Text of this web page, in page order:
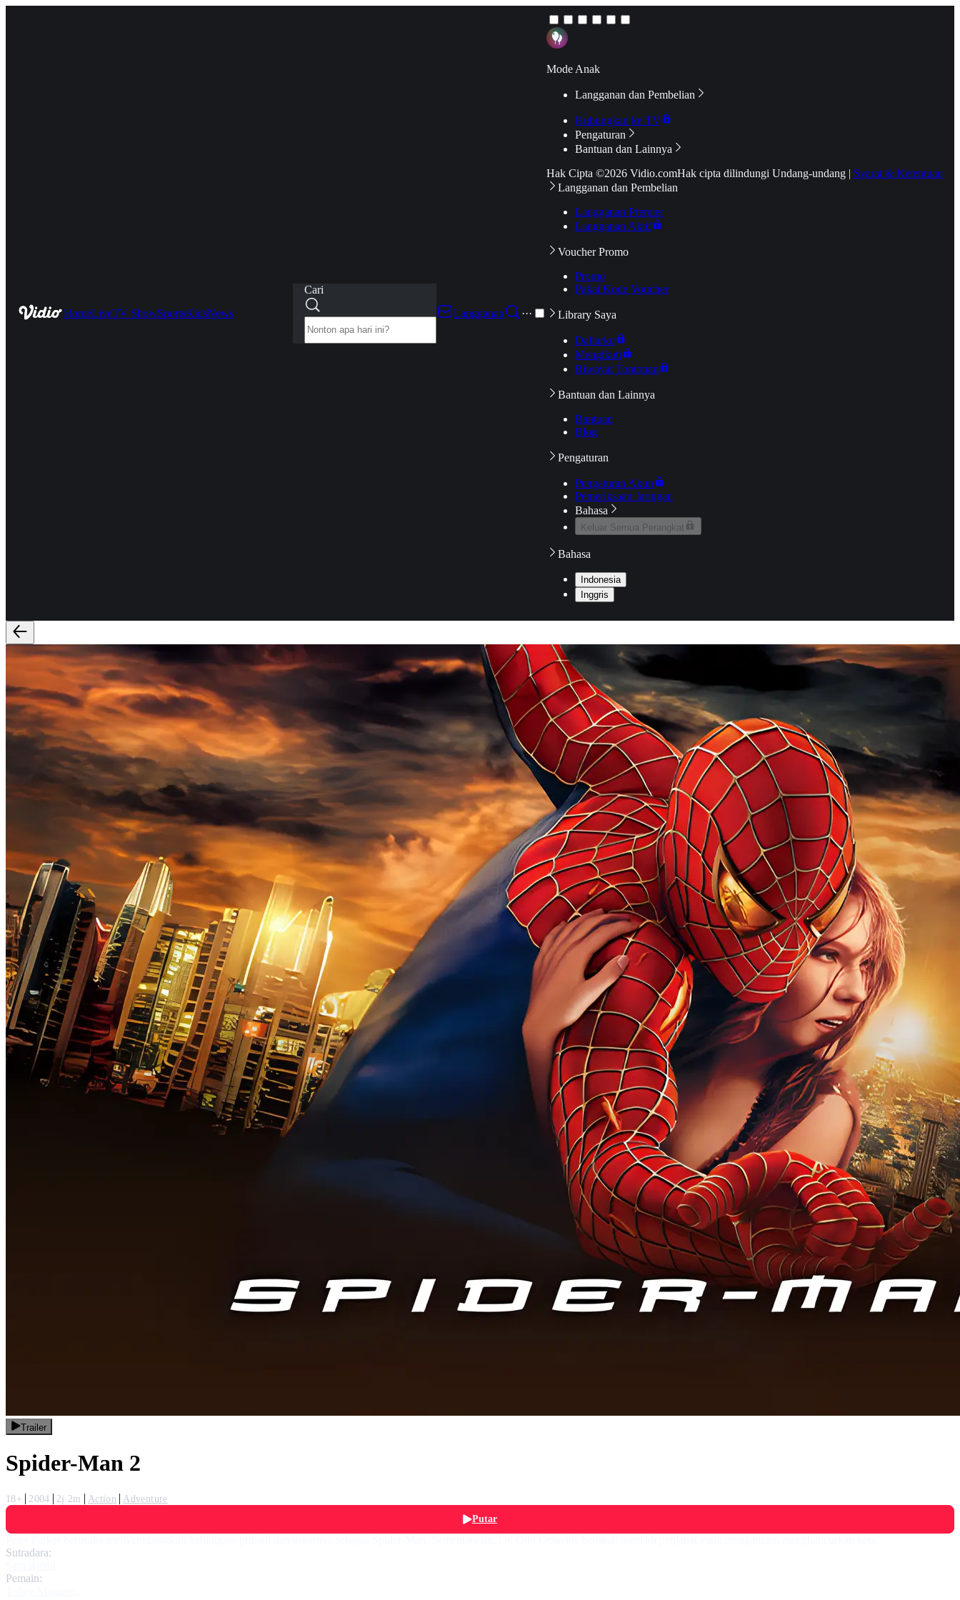
HomeLiveTV ShowSportsKidsNews
Cari
Langganan
···
Mode Anak
Langganan dan Pembelian
Hubungkan ke TV
Pengaturan
Bantuan dan Lainnya
Hak Cipta ©2026 Vidio.comHak cipta dilindungi Undang-undang | Syarat & Ketentuan
Langganan dan Pembelian
Langganan Premier
Langganan Aktif
Voucher Promo
Promo
Pakai Kode Voucher
Library Saya
Daftarku
Mengikuti
Riwayat Tontonan
Bantuan dan Lainnya
Bantuan
Blog
Pengaturan
Pengaturan Akun
Pemeriksaan Jaringan
Bahasa
Keluar Semua Perangkat
Bahasa
Indonesia
Inggris
Trailer
Spider-Man 2
18+ 2004 2j 2m Action
Adventure
Putar
Sutradara:
Pemain: